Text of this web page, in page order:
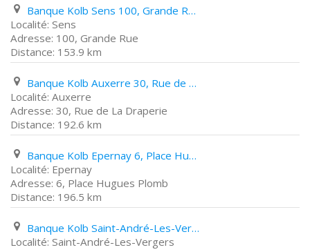
Banque Kolb Sens 100, Grande Rue
Sens
100, Grande Rue
153.9 km
Banque Kolb Auxerre 30, Rue de La Draperie
Auxerre
30, Rue de La Draperie
192.6 km
Banque Kolb Epernay 6, Place Hugues Plomb
Epernay
6, Place Hugues Plomb
196.5 km
Banque Kolb Saint-André-Les-Vergers 43, Rue Thiers
Saint-André-Les-Vergers